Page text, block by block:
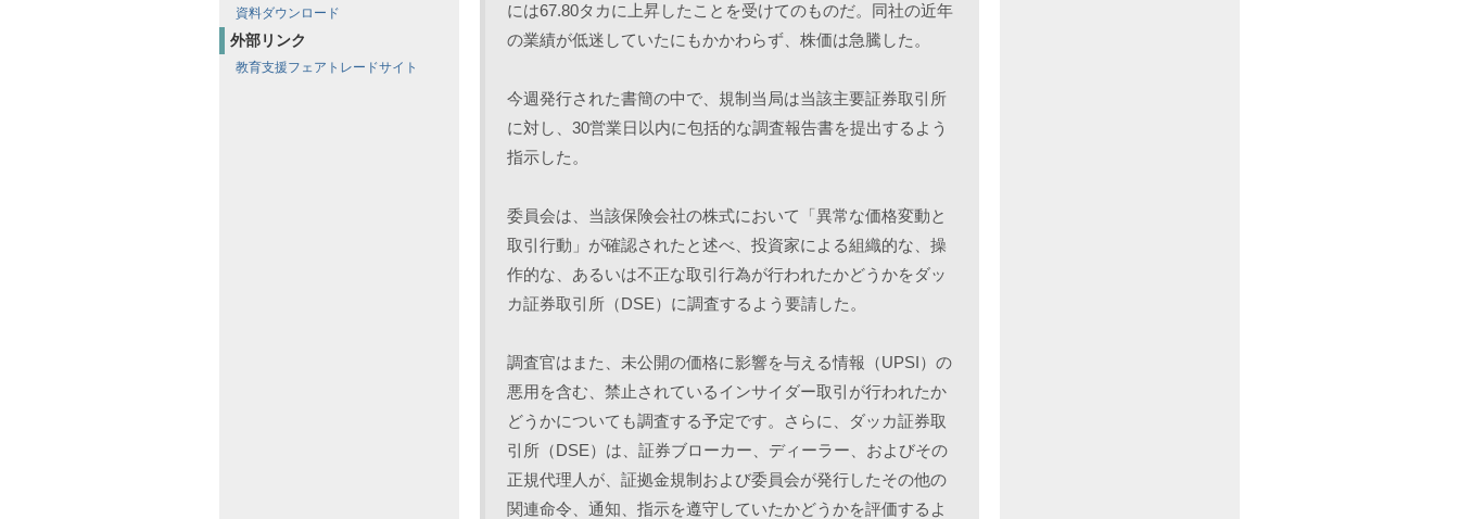
資料ダウンロード
外部リンク
教育支援フェアトレードサイト
には67.80タカに上昇したことを受けてのものだ。同社の近年
の業績が低迷していたにもかかわらず、株価は急騰した。
今週発行された書簡の中で、規制当局は当該主要証券取引所
に対し、30営業日以内に包括的な調査報告書を提出するよう
指示した。
委員会は、当該保険会社の株式において「異常な価格変動と
取引行動」が確認されたと述べ、投資家による組織的な、操
作的な、あるいは不正な取引行為が行われたかどうかをダッ
カ証券取引所（DSE）に調査するよう要請した。
調査官はまた、未公開の価格に影響を与える情報（UPSI）の
悪用を含む、禁止されているインサイダー取引が行われたか
どうかについても調査する予定です。さらに、ダッカ証券取
引所（DSE）は、証券ブローカー、ディーラー、およびその
正規代理人が、証拠金規制および委員会が発行したその他の
関連命令、通知、指示を遵守していたかどうかを評価するよ